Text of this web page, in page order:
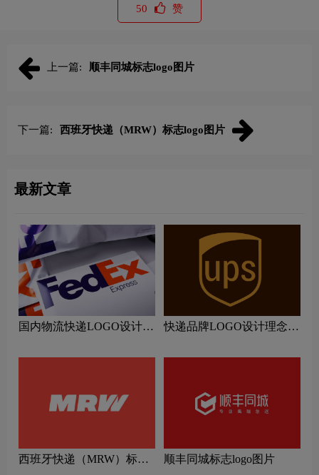
50 赞
上一篇: 顺丰同城标志logo图片
下一篇: 西班牙快递（MRW）标志logo图片
最新文章
国内物流快递LOGO设计理
快递品牌LOGO设计理念解
西班牙快递（MRW）标志
顺丰同城标志logo图片